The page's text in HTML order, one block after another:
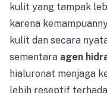
kulit yang tampak
karena
kulit dan secara
sementara agen
hialuronat menjaga
lebih reseptif